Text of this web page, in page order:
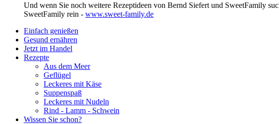
Und wenn Sie noch weitere Rezeptideen von Bernd Siefert und SweetFamily
SweetFamily rein - www.sweet-family.de
Einfach genießen
Gesund ernähren
Jetzt im Handel
Rezepte
Aus dem Meer
Geflügel
Leckeres mit Käse
Suppenspaß
Leckeres mit Nudeln
Rind - Lamm - Schwein
Wissen Sie schon?